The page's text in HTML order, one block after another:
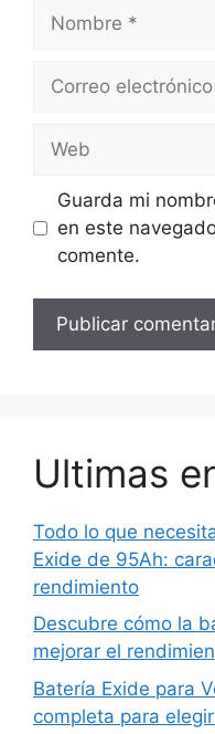
Nombre
Correo
Web
Guarda mi
en este
comente.
Ultimas
Todo lo que
Exide de 95Ah:
rendimiento
Descubre cómo la
mejorar el
Batería Exide para
completa para